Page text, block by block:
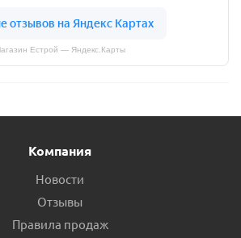
Естрой — Яндекс.Карты
Компания
Новости
Отзывы
Правила продаж